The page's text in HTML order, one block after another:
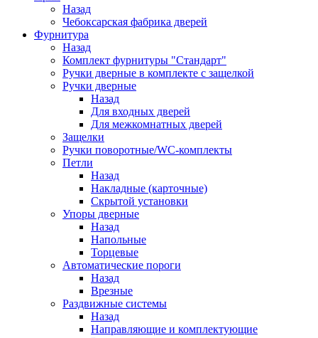
Назад
Чебоксарская фабрика дверей
Фурнитура
Назад
Комплект фурнитуры "Стандарт"
Ручки дверные в комплекте с защелкой
Ручки дверные
Назад
Для входных дверей
Для межкомнатных дверей
Защелки
Ручки поворотные/WC-комплекты
Петли
Назад
Накладные (карточные)
Скрытой установки
Упоры дверные
Назад
Напольные
Торцевые
Автоматические пороги
Назад
Врезные
Раздвижные системы
Назад
Направляющие и комплектующие